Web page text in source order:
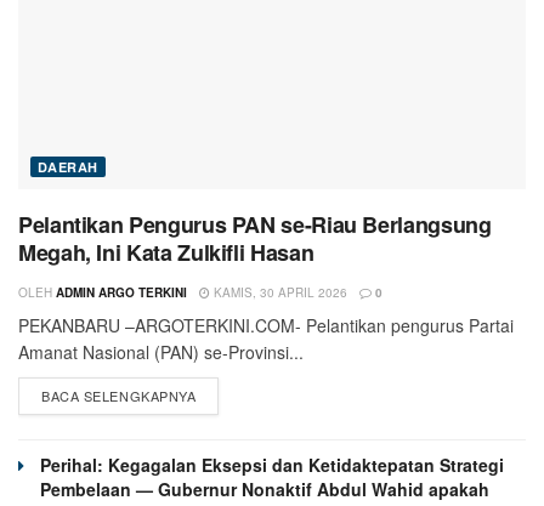
DAERAH
Pelantikan Pengurus PAN se-Riau Berlangsung
Megah, Ini Kata Zulkifli Hasan
OLEH ADMIN ARGO TERKINI KAMIS, 30 APRIL 2026 0
PEKANBARU –ARGOTERKINI.COM- Pelantikan pengurus Partai
Amanat Nasional (PAN) se-Provinsi...
BACA SELENGKAPNYA
Perihal: Kegagalan Eksepsi dan Ketidaktepatan Strategi
Pembelaan — Gubernur Nonaktif Abdul Wahid apakah